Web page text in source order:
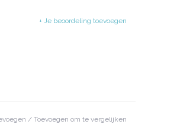
= 1 min.
Gelpolish' producten zijn
+ Je beoordeling toevoegen
/ Toevoegen om te vergelijken